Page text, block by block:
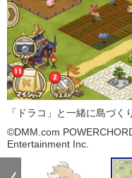
「ドラコ」と一緒に島づく
©DMM.com
Entertainment Inc.